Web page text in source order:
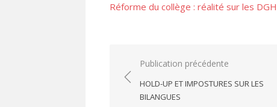
Réforme du collège : réalité sur les DGH
Navigation
de
l’article
Publication précédente
HOLD-UP ET IMPOSTURES SUR LES
BILANGUES